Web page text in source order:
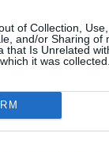
of Collection, Use,
and/or Sharing of
that Is Unrelated
it was collected.
køen efter en
timer for at
for
i at
heldig at få